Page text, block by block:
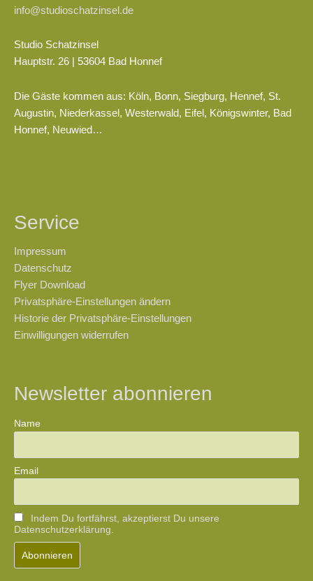
info@studioschatzinsel.de
Studio Schatzinsel
Hauptstr. 26 | 53604 Bad Honnef
Die Gäste kommen aus: Köln, Bonn, Siegburg, Hennef, St.
Augustin, Niederkassel, Westerwald, Eifel, Königswinter, Bad
Honnef, Neuwied…
Service
Impressum
Datenschutz
Flyer Download
Privatsphäre-Einstellungen ändern
Historie der Privatsphäre-Einstellungen
Einwilligungen widerrufen
Newsletter abonnieren
Name
Email
Indem Du fortfährst, akzeptierst Du unsere
Datenschutzerklärung.